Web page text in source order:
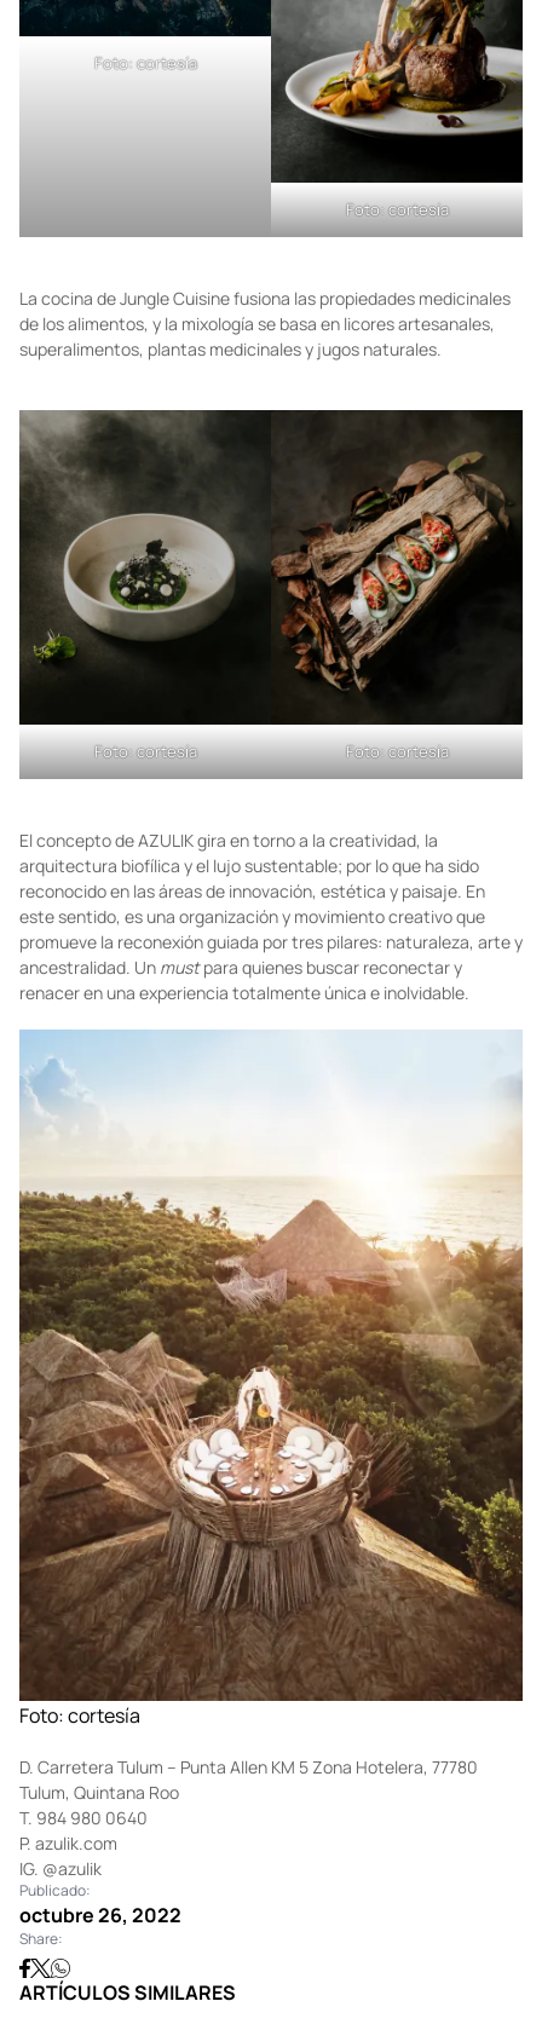
Foto: cortesía
Foto: cortesía
La cocina de Jungle Cuisine fusiona las propiedades medicinales
de los alimentos, y la mixología se basa en licores artesanales,
superalimentos, plantas medicinales y jugos naturales.
Foto: cortesía Foto: cortesía
El concepto de AZULIK gira en torno a la creatividad, la
arquitectura biofílica y el lujo sustentable; por lo que ha sido
reconocido en las áreas de innovación, estética y paisaje. En
este sentido, es una organización y movimiento creativo que
promueve la reconexión guiada por tres pilares: naturaleza, arte y
ancestralidad. Un mustpara quienes buscar reconectar y
renacer en una experiencia totalmente única e inolvidable.
Foto: cortesía
D. Carretera Tulum – Punta Allen KM 5 Zona Hotelera, 77780
Tulum, Quintana Roo
T. 984 980 0640
P. azulik.com
IG. @azulik
Publicado:
octubre 26, 2022
Share:
ARTÍCULOS SIMILARES